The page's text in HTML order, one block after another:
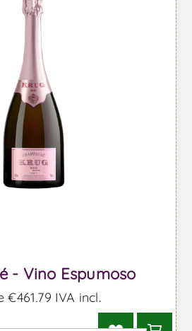
- Vino Espumoso
€461,79 IVA incl.